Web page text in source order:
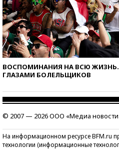
ВОСПОМИНАНИЯ НА ВСЮ
ГЛАЗАМИ БОЛЕЛЬЩИКОВ
© 2007 — 2026 ООО «Медиа
На информационном ресурсе BFM.ru
технологии (информационные